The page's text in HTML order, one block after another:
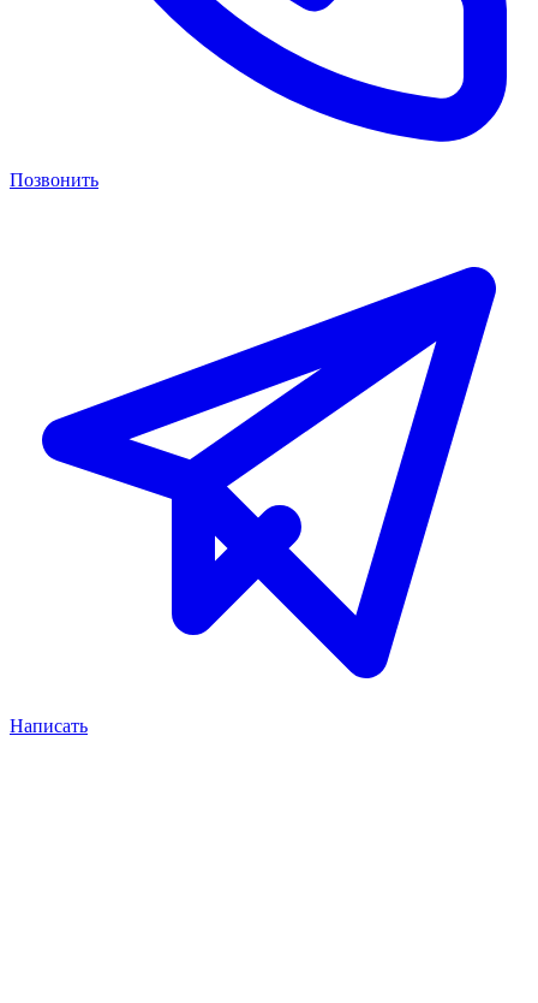
Позвонить
Написать